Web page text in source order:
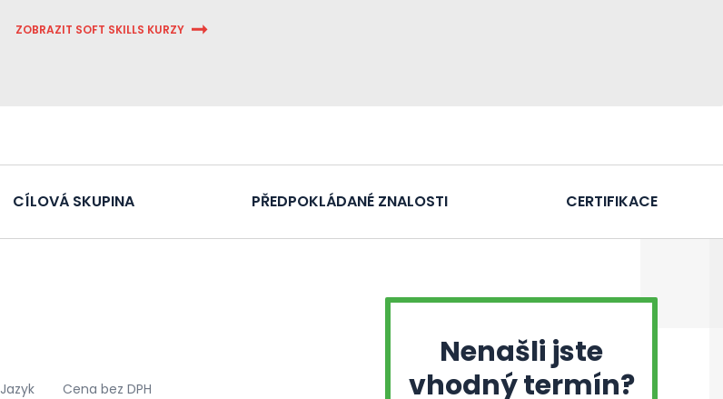
ZOBRAZIT SOFT SKILLS KURZY
CÍLOVÁ SKUPINA PŘEDPOKLÁDANÉ ZNALOSTI CERTIFIKACE
Jazyk Cena bez DPH
Nenašli jste
vhodný termín?